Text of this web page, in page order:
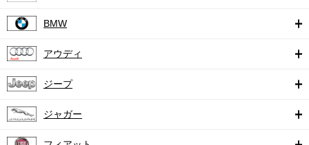
BMW
アウディ
ジープ
ジャガー